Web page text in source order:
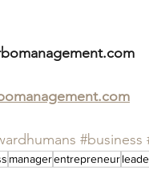
#business
managerentrepreneur